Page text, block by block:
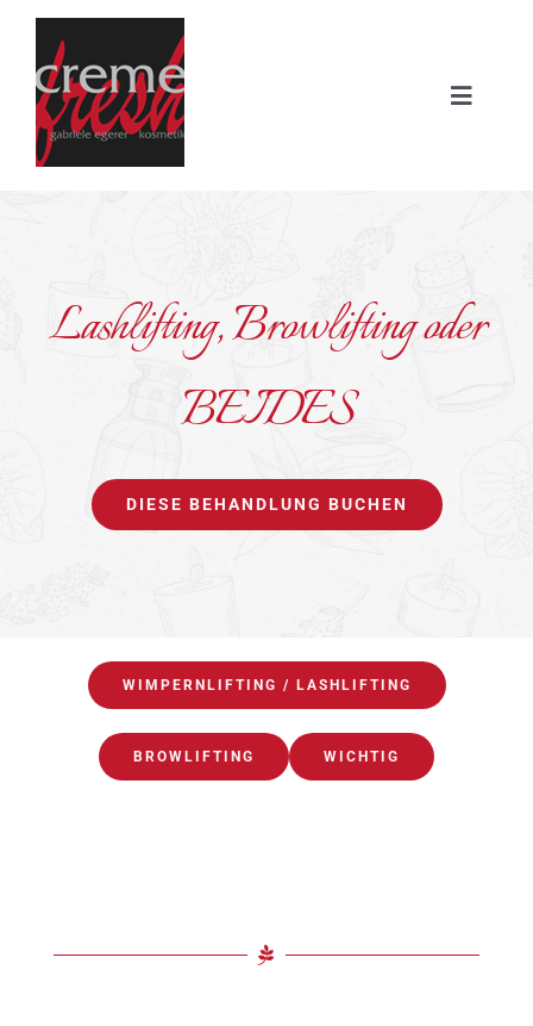
Zum
springen
Toggle
ÜBER UNS
JOURNAL
Lashlifting, Browlifting oder
BEIDES
DIESE BEHANDLUNG BUCHEN
WIMPERNLIFTING / LASHLIFTING
BROWLIFTING WICHTIG